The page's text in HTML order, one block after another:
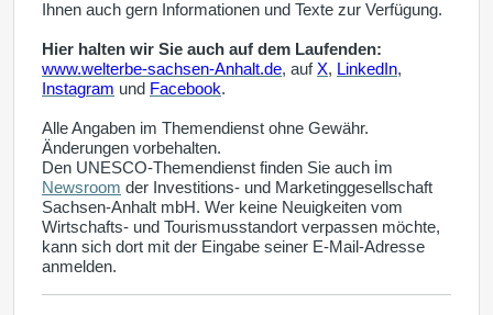
Ihnen auch gern Informationen und Texte zur Verfügung.
Hier halten wir Sie auch auf dem Laufenden:
www.welterbe-sachsen-Anhalt.de, aufX, LinkedIn,
Instagram und Facebook.
Alle Angaben im Themendienst ohne Gewähr.
Änderungen vorbehalten.
Den UNESCO-Themendienst finden Sie auch im
Newsroom der Investitions- und Marketinggesellschaft
Sachsen-Anhalt mbH. Wer keine Neuigkeiten vom
Wirtschafts- und Tourismusstandort verpassen möchte,
kann sich dort mit der Eingabe seiner E-Mail-Adresse
anmelden.